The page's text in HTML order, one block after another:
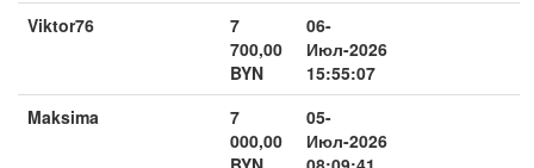
Viktor76
7
700,00
BYN
06-
Июл-2026
15:55:07
Maksima
7
000,00
05-
Июл-2026